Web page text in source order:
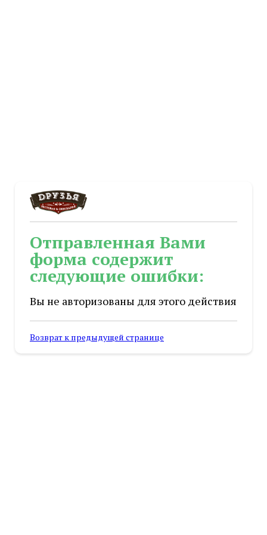
Отправленная Вами
форма содержит
следующие ошибки:
Вы не авторизованы для этого действия
Возврат к предыдущей странице